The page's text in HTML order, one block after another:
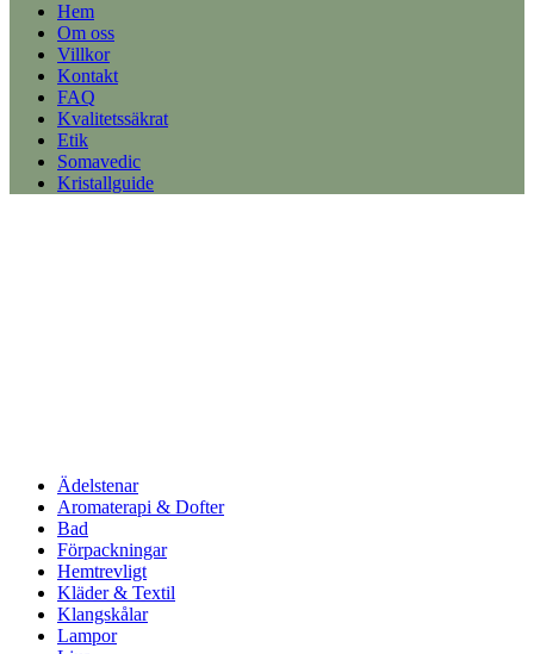
Hem
Om oss
Villkor
Kontakt
FAQ
Kvalitetssäkrat
Etik
Somavedic
Kristallguide
Ädelstenar
Aromaterapi & Dofter
Bad
Förpackningar
Hemtrevligt
Kläder & Textil
Klangskålar
Lampor